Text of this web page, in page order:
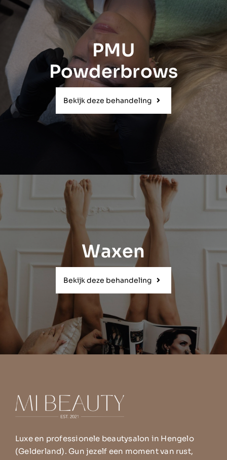
PMU
Powderbrows
Bekijk deze behandeling
Waxen
Bekijk deze behandeling
Luxe en professionele beautysalon in Hengelo
(Gelderland). Gun jezelf een moment van rust,